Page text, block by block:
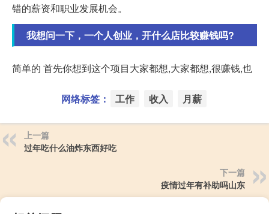
错的薪资和职业发展机会。
我想问一下，一个人创业，开什么店比较赚钱吗?
简单的 首先你想到这个项目大家都想,大家都想,很赚钱,也
网络标签： 工作 收入 月薪
上一篇
过年吃什么油炸东西好吃
下一篇
疫情过年有补助吗山东